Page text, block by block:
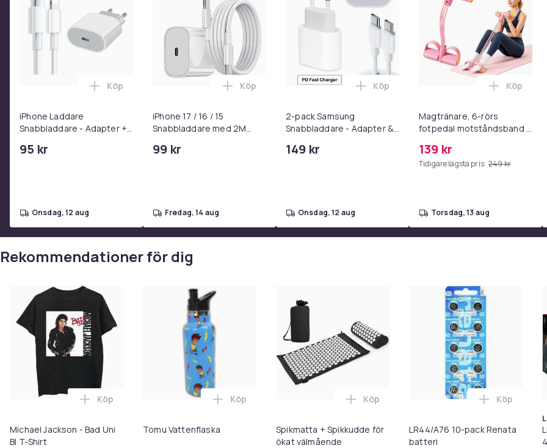
iPhone Laddare
Snabbladdare - Adapter +
C 2m
95 kr
Lägg till iPhone Laddare Snabbladdare - Adapter + Kabel 25W lightning - USB-C 2m i varukorgen
Köp
onsdag, 12 aug
iPhone 17 / 16 / 15
Snabbladdare med 2M
99 kr
Lägg till iPhone 17 / 16 / 15 Snabbladdare med 2M USB-C till USB-C
Köp
fredag, 14 aug
2-pack Samsung
Snabbladdare - Adapter &
149 kr
Lägg till 2-pack Samsung
Köp
onsdag, 12 aug
Magtränare, 6-rörs
fotpedal motståndsband –
& Hemmagym Fitness Pink
139 kr
Tidigare lägsta pris: 249 kr
Lägg till
Köp
torsdag, 13 aug
Rekommendationer för dig
Michael Jackson - Bad Uni
Bl T-Shirt
Lägg till Michael Jackson - Bad Uni Bl T-Shirt i varukorgen
Köp
Tomu Vattenflaska
Lägg till Tomu Vattenflaska i varukorgen
Köp
Spikmatta + Spikkudde för
ökat välmående
Lägg till Spikmatta + Spikkudde för ökat
Köp
LR44/A76 10-pack Renata
batteri
Lägg till
Köp